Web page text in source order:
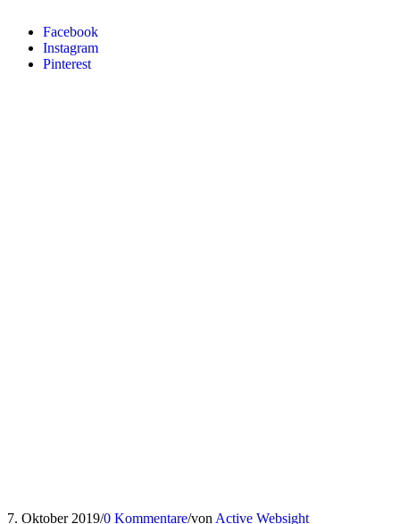
Facebook
Instagram
Pinterest
7. Oktober 2019/0 Kommentare/von Active Websight